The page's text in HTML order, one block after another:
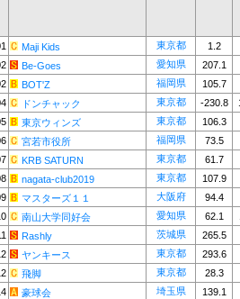
Maji Kids 東京都
1.2
Be-Goes 愛知県
207.1
BOT'Z 福岡県
105.7
ドンチャック 東京都 -230.8
東京ウィンズ 東京都
106.3
宮若市役所 福岡県
73.5
KRB SATURN 東京都
61.7
nagata-club2019 東京都
107.9
マスターズ１１ 大阪府
94.4
南山大学同好会 愛知県 62.1
Rashly 茨城県
265.5
ヤンキース 東京都
293.6
飛脚 東京都
28.3
豪球会 埼玉県
139.1